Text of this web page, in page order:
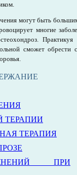
могут быть
многие
сможет обрести
ТЕРАПИИ
ТЕРАПИЯ
ПРИ